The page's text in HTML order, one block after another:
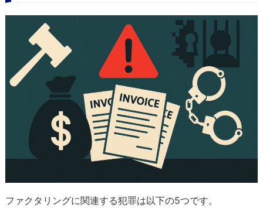
ファクタリングに関連する犯罪は以下の5つです。